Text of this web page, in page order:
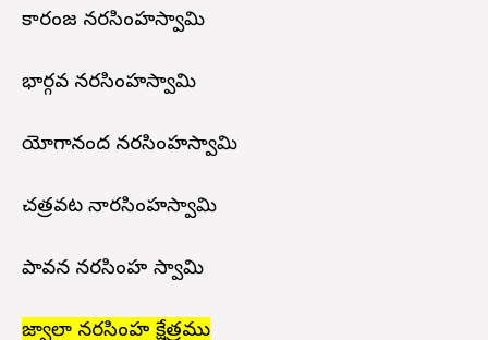
కారంజ నరసింహస్వామి
భార్గవ నరసింహస్వామి
యోగానంద నరసింహస్వామి
చత్రవట నారసింహస్వామి
పావన నరసింహ స్వామి
జ్వాలా నరసింహ క్షేత్రము